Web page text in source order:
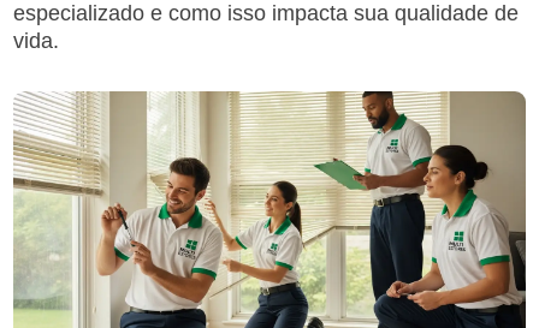
especializado e como isso impacta sua qualidade de
vida.